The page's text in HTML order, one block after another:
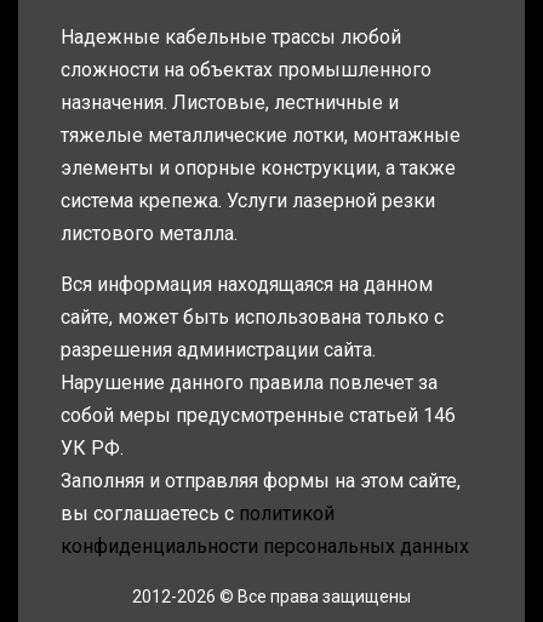
Надежные кабельные трассы любой
сложности на объектах промышленного
назначения. Листовые, лестничные и
тяжелые металлические лотки, монтажные
элементы и опорные конструкции, а также
система крепежа. Услуги лазерной резки
листового металла.
Вся информация находящаяся на данном
сайте, может быть использована только с
разрешения администрации сайта.
Нарушение данного правила повлечет за
собой меры предусмотренные статьей 146
УК РФ.
Заполняя и отправляя формы на этом сайте,
вы соглашаетесь с политикой
конфиденциальности персональных данных
2012-2026 © Все права защищены